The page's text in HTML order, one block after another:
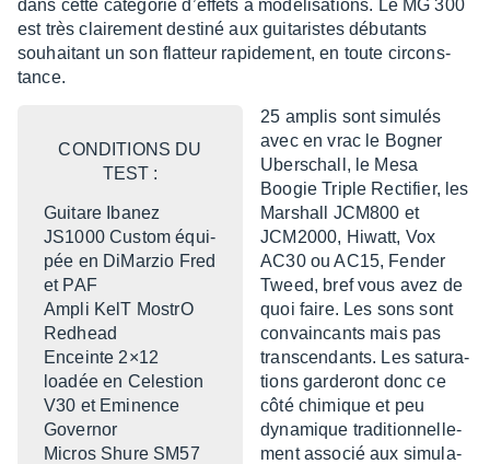
dans cette caté­go­rie d’ef­fets à modé­li­sa­tions. Le MG 300
est très clai­re­ment destiné aux guita­ristes débu­tants
souhai­tant un son flat­teur rapi­de­ment, en toute circons­
tance.
CONDI­TIONS DU
TEST :
Guitare Ibanez
JS1000 Custom équi­
pée en DiMar­zio Fred
et PAF
Ampli KelT MostrO
Redhead
Enceinte 2×12
loadée en Celes­tion
V30 et Eminence
Gover­nor
Micros Shure SM57
25 amplis sont simu­lés
avec en vrac le Bogner
Uber­schall, le Mesa
Boogie Triple Recti­fier, les
Marshall JCM800 et
JCM2000, Hiwatt, Vox
AC30 ou AC15, Fender
Tweed, bref vous avez de
quoi faire. Les sons sont
convain­cants mais pas
trans­cen­dants. Les satu­ra­
tions garde­ront donc ce
côté chimique et peu
dyna­mique tradi­tion­nel­le­
ment asso­cié aux simu­la­